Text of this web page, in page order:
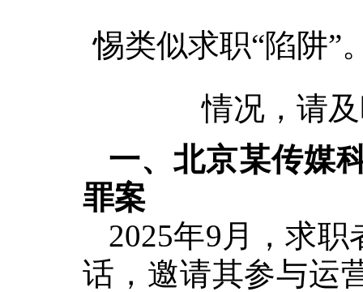
惕类似求职“陷阱”
情况，请
一、北京某传媒
罪案
2025年9月，求职
话，邀请其参与运